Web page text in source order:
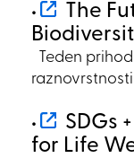
•
The
Teden
raznovrstnosti
•
SDGs
for Life